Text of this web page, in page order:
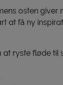
osten
at få ny
ryste fløde